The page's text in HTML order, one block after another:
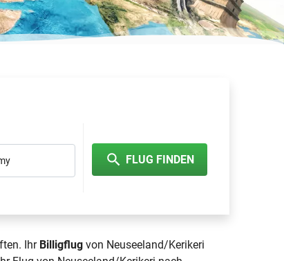
FLUG FINDEN
Ihr Billigflug von Neuseeland/Kerikeri